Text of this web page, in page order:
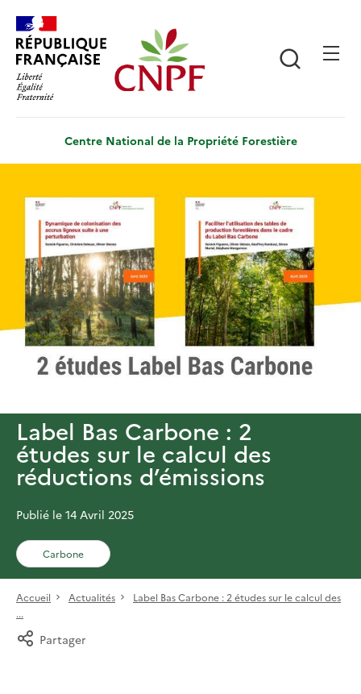
contenu
principal
Centre National de la Propriété Forestière
Label Bas Carbone : 2
études sur le calcul des
réductions d’émissions
Publié le 14 Avril 2025
Carbone
Accueil Actualités
Label Bas Carbone : 2 études sur le calcul des
...
Partager